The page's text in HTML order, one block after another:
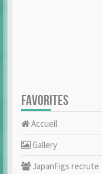
FAVORITES
Accueil
Gallery
JapanFigs recrute